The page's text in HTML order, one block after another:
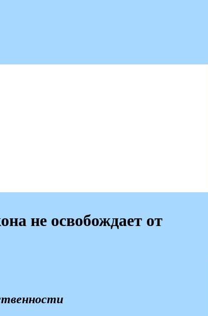
не освобождает от